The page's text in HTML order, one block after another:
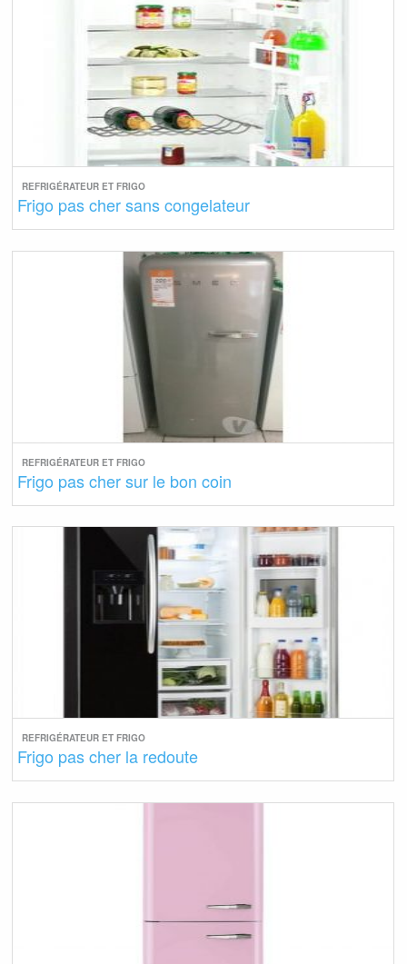
REFRIGÉRATEUR ET FRIGO
Frigo pas cher sans congelateur
REFRIGÉRATEUR ET FRIGO
Frigo pas cher sur le bon coin
REFRIGÉRATEUR ET FRIGO
Frigo pas cher la redoute